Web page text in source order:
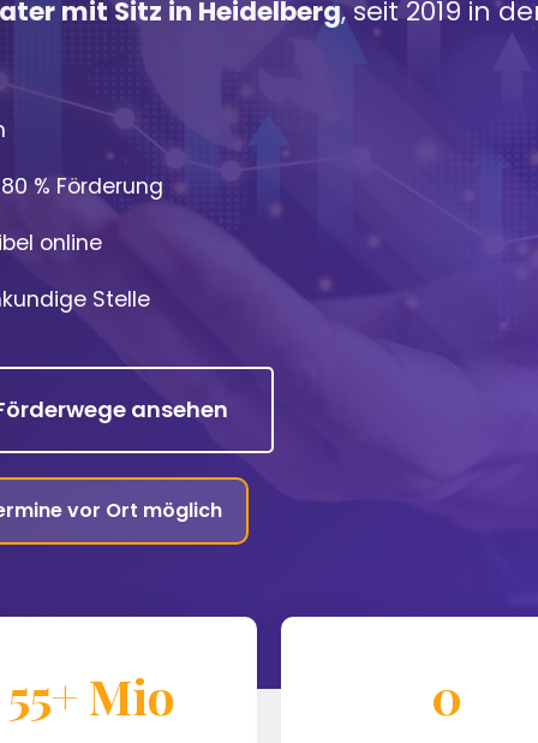
mit Sitz in Heidelberg, seit 2019 in
% Förderung
online
Stelle
ansehen
vor Ort möglich
55+ Mio 0